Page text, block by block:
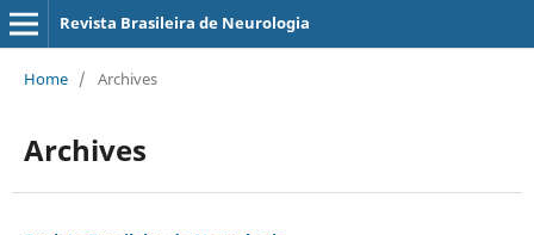
Revista Brasileira de Neurologia
Home / Archives
Archives